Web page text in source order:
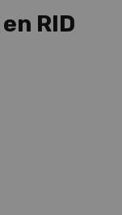
RID